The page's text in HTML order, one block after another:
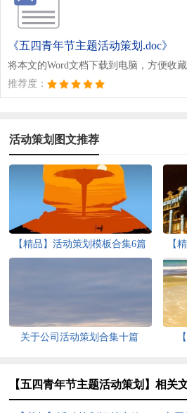
《五四青年节主题活动策划.doc》
将本文的Word文档下载到电脑，方便收
推荐度：
活动策划图文推荐
【精品】活动策划模板合集6篇 【
关于公司活动策划合集十篇
【五四青年节主题活动策划】相关